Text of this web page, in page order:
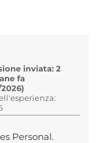
inviata: 2
fa
Personal.